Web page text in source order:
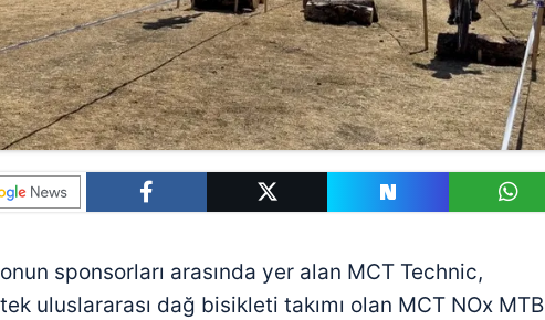
sponsorları arasında yer alan MCT Technic,
uluslararası dağ bisikleti takımı olan MCT NOx MTB